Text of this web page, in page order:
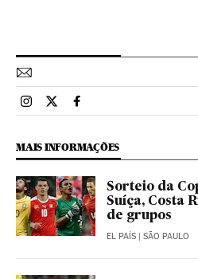
Esportes El País Brasil en
Esportes El País Brasil en
Esportes El País Brasil
MAIS INFORMAÇÕES
Sorteio da
Suíça, Costa
de grupos
EL PAÍS | SÃO PAULO